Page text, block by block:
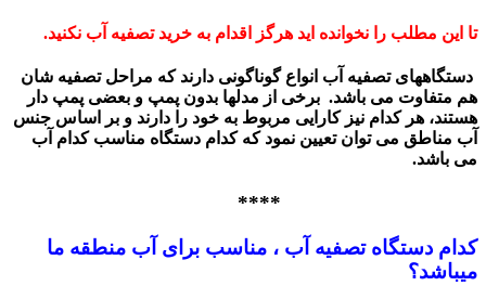
تا این مطلب را نخوانده اید هرگز اقدام به خرید تصفیه آب نکنید.
دستگاههای تصفیه آب انواع گوناگونی دارند که مراحل تصفیه شان
هم متفاوت می باشد. برخی از مدلها بدون پمپ و بعضی پمپ دار
هستند، هر کدام نیز کارایی مربوط به خود را دارند و بر اساس جنس
آب مناطق می توان تعیین نمود که کدام دستگاه مناسب کدام آب
می باشد.
****
کدام دستگاه تصفیه آب ، مناسب برای آب منطقه ما
میباشد؟